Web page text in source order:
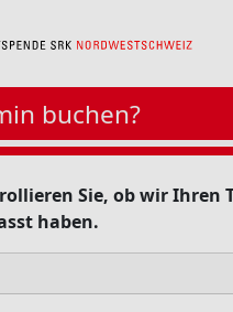
buchen?
Sie, ob wir Ihren
haben.